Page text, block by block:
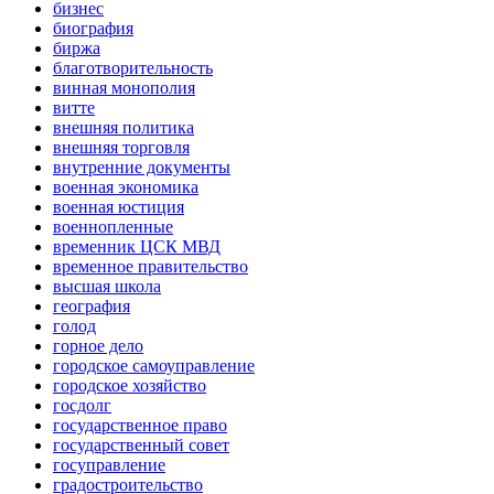
бизнес
биография
биржа
благотворительность
винная монополия
витте
внешняя политика
внешняя торговля
внутренние документы
военная экономика
военная юстиция
военнопленные
временник ЦСК МВД
временное правительство
высшая школа
география
голод
горное дело
городское самоуправление
городское хозяйство
госдолг
государственное право
государственный совет
госуправление
градостроительство